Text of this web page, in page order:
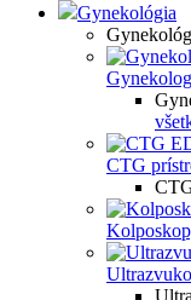
Gynekológia
CTG